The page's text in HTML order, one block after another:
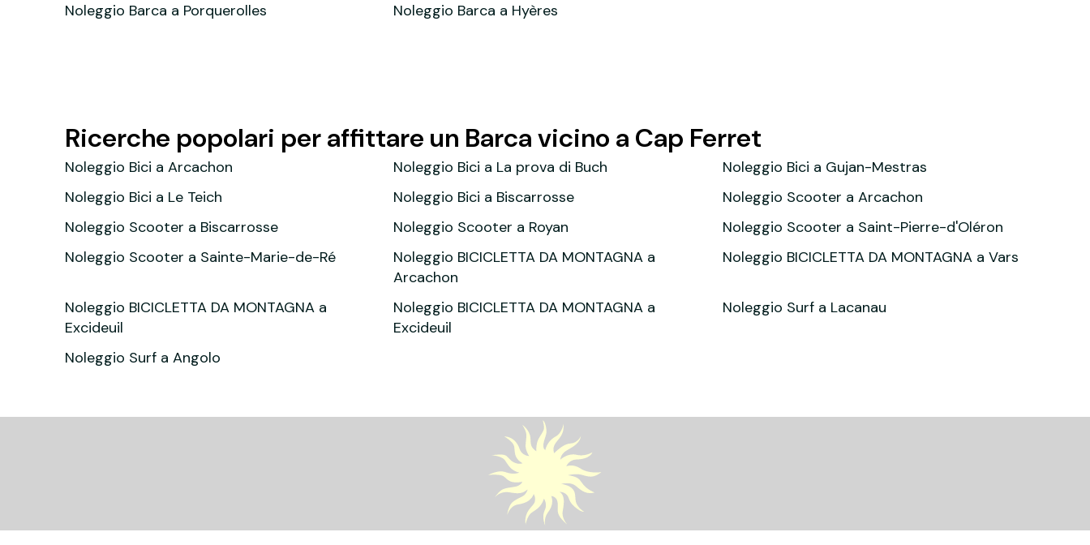
Noleggio Barca a Porquerolles Noleggio Barca a Hyères
Ricerche popolari per affittare un Barca vicino a Cap Ferret
Noleggio Bici a Arcachon Noleggio Bici a La prova di Buch
Noleggio Bici a Gujan-Mestras
Noleggio Bici a Le Teich
Noleggio Bici a Biscarrosse
Noleggio Scooter a Arcachon
Noleggio Scooter a Biscarrosse
Noleggio Scooter a Royan
Noleggio Scooter a Saint-Pierre-d'Oléron
Noleggio Scooter a Sainte-Marie-de-Ré
Noleggio BICICLETTA DA MONTAGNA a
Arcachon
Noleggio BICICLETTA DA MONTAGNA a Vars
Noleggio BICICLETTA DA MONTAGNA a
Excideuil
Noleggio BICICLETTA DA MONTAGNA a
Excideuil
Noleggio Surf a Lacanau
Noleggio Surf a Angolo